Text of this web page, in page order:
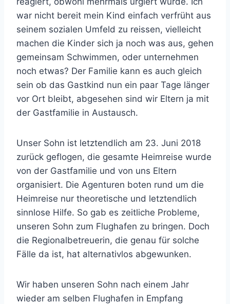
war nicht bereit mein Kind einfach verfrüht aus
seinem sozialen Umfeld zu reissen, vielleicht
machen die Kinder sich ja noch was aus, gehen
gemeinsam Schwimmen, oder unternehmen
noch etwas? Der Familie kann es auch gleich
sein ob das Gastkind nun ein paar Tage länger
vor Ort bleibt, abgesehen sind wir Eltern ja mit
der Gastfamilie in Austausch.
Unser Sohn ist letztendlich am 23. Juni 2018
zurück geflogen, die gesamte Heimreise wurde
von der Gastfamilie und von uns Eltern
organisiert. Die Agenturen boten rund um die
Heimreise nur theoretische und letztendlich
sinnlose Hilfe. So gab es zeitliche Probleme,
unseren Sohn zum Flughafen zu bringen. Doch
die Regionalbetreuerin, die genau für solche
Fälle da ist, hat alternativlos abgewunken.
Wir haben unseren Sohn nach einem Jahr
wieder am selben Flughafen in Empfang